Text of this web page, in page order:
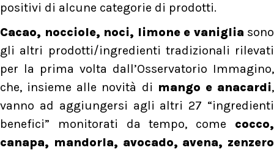
positivi di alcune categorie di prodotti.
Cacao, nocciole, noci, limone e vaniglia sono
gli altri prodotti/ingredienti tradizionali rilevati
per la prima volta dall’Osservatorio Immagino,
che, insieme alle novità di mango e anacardi,
vanno ad aggiungersi agli altri 27 “ingredienti
benefici” monitorati da tempo, come cocco,
canapa, mandorla, avocado, avena, zenzero